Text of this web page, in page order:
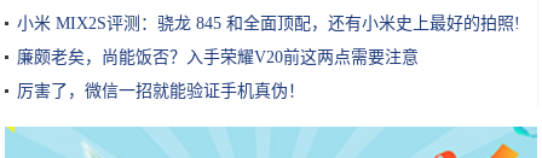
小米 MIX2S评测：骁龙 845 和全面顶配，还有小米史上最好的拍照!
廉颇老矣，尚能饭否？入手荣耀V20前这两点需要注意
厉害了，微信一招就能验证手机真伪！